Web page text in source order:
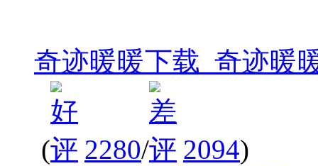
奇迹暖暖下载_奇迹暖
( 2280/ 2094)